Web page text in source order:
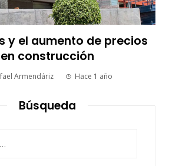
y el aumento de precios
en construcción
Armendáriz Hace 1 año
Búsqueda